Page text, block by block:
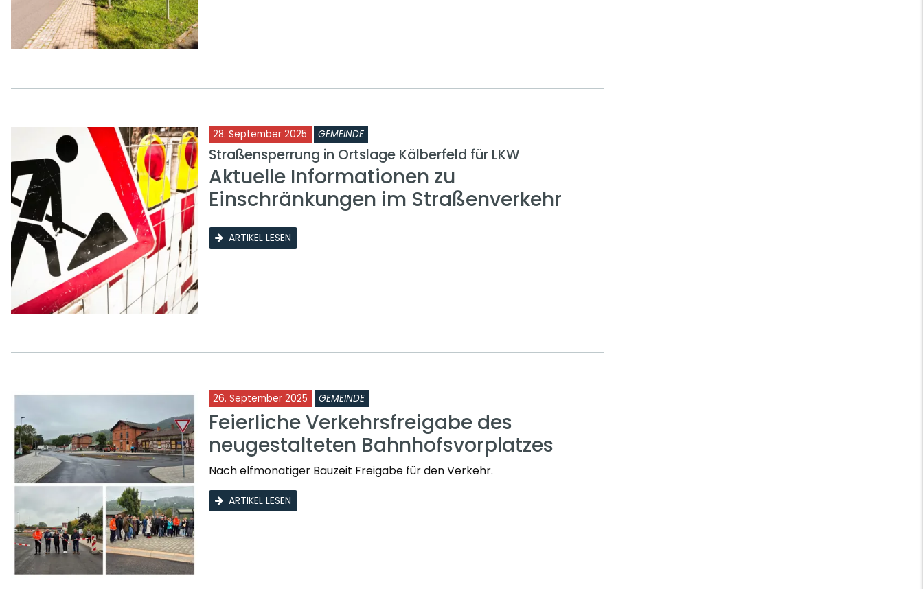
28. September 2025 GEMEINDE
Straßensperrung in Ortslage Kälberfeld für LKW
Aktuelle Informationen zu
Einschränkungen im Straßenverkehr
ARTIKEL LESEN
26. September 2025 GEMEINDE
Feierliche Verkehrsfreigabe des
neugestalteten Bahnhofsvorplatzes
Nach elfmonatiger Bauzeit Freigabe für den Verkehr.
ARTIKEL LESEN